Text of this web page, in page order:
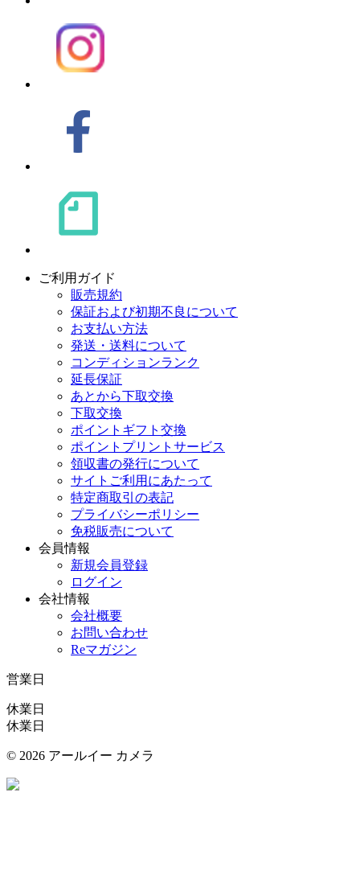
ご利用ガイド
販売規約
保証および初期不良について
お支払い方法
発送・送料について
コンディションランク
延長保証
あとから下取交換
下取交換
ポイントギフト交換
ポイントプリントサービス
領収書の発行について
サイトご利用にあたって
特定商取引の表記
プライバシーポリシー
免税販売について
会員情報
新規会員登録
ログイン
会社情報
会社概要
お問い合わせ
Reマガジン
営業日
休業日
休業日
© 2026 アールイー カメラ